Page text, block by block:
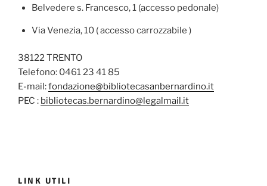
Belvedere s. Francesco, 1 (accesso pedonale)
Via Venezia, 10 ( accesso carrozzabile )
38122 TRENTO
Telefono: 0461 23 41 85
E-mail:fondazione@bibliotecasanbernardino.it
PEC : bibliotecas.bernardino@legalmail.it
LINK UTILI